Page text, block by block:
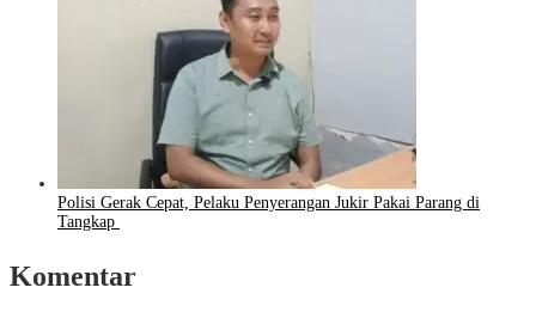
Polisi Gerak Cepat, Pelaku Penyerangan Jukir Pakai Parang di
Tangkap
Komentar